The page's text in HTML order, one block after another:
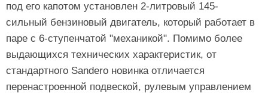
под его капотом установлен 2-литровый 145-
сильный бензиновый двигатель, который работает в
паре с 6-ступенчатой ​​"механикой". Помимо более
выдающихся технических характеристик, от
стандартного Sandero новинка отличается
перенастроенной подвеской, рулевым управлением